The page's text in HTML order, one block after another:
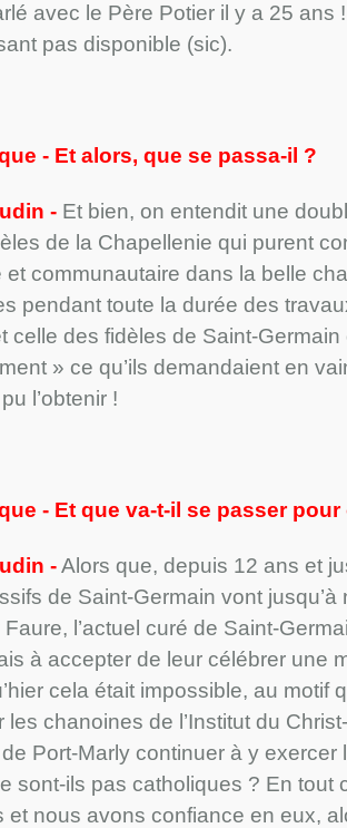
avec le Père Potier il y a 25 ans
pas disponible (sic).
- Et alors, que se passa-il ?
-Et bien, on entendit une
de la Chapellenie qui purent
et communautaire dans la belle
pendant toute la durée des
celle des fidèles de Saint-
» ce qu’ils demandaient en
l’obtenir !
- Et que va-t-il se passer
-Alors que, depuis 12 ans et
de Saint-Germain vont jusqu’à
l’actuel curé de Saint-
à accepter de leur célébrer une
cela était impossible, au motif
les chanoines de l’Institut du
Port-Marly continuer à y exercer
sont-ils pas catholiques ? En tout
et nous avons confiance en eux,